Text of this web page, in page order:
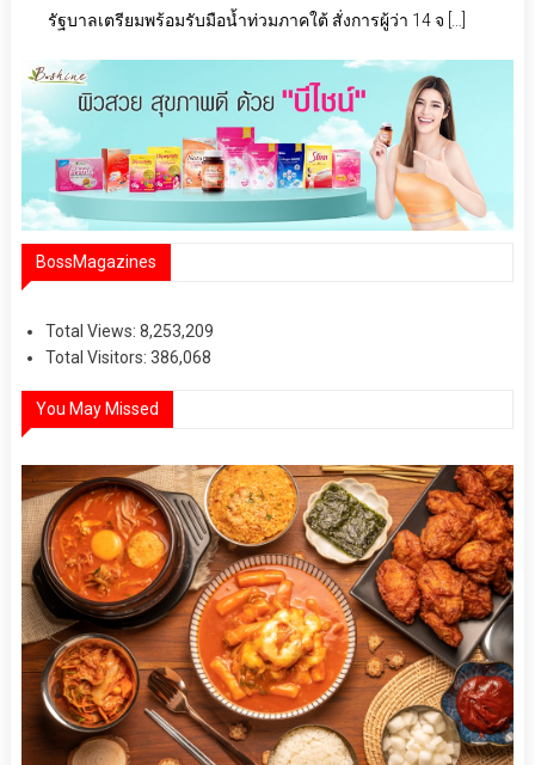
รัฐบาลเตรียมพร้อมรับมือน้ำท่วมภาคใต้ สั่งการผู้ว่า 14 จ […]
BossMagazines
Total Views: 8,253,209
Total Visitors: 386,068
You May Missed